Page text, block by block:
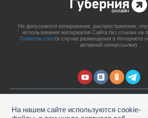
Не допускается копирование, распространение,
использование материалов Сайта без ссылки на
Gubernia.com (в случае размещения в Интернете
активной гиперссылки)
67908 выдано 06.12.2016 Федеральной службой по
На нашем сайте используются cookie-